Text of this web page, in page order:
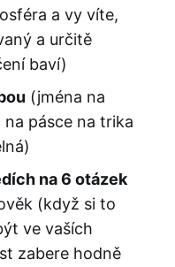
a vy víte,
a určitě
baví)
(jména na
pásce na trika
na 6 otázek
(když si to
ve vaších
zabere hodně